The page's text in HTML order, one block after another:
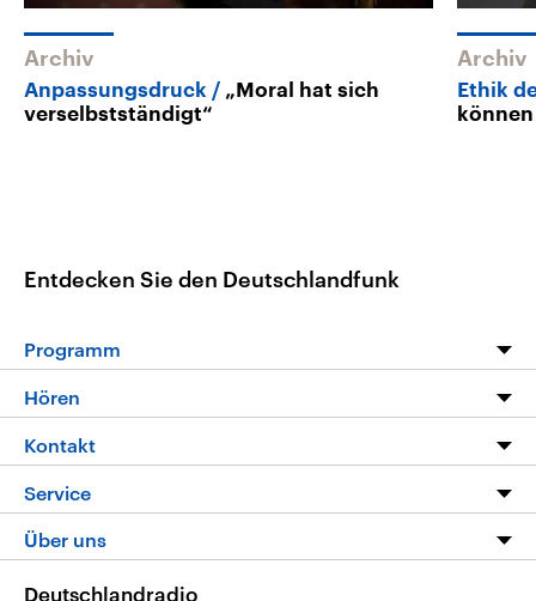
Archiv
Anpassungsdruck
„Moral hat sich
verselbstständigt“
Archiv
Ethik
Entdecken Sie den Deutschlandfunk
Programm
Die Nachrichten
Nachrichtenleicht
Neue Beiträge auf dlf.de
Hören
Livestream
Podcasts
Deutschlandfunk App
Nachrichten App
Kontakt
Service
FAQ
Über uns
Deutschlandradio